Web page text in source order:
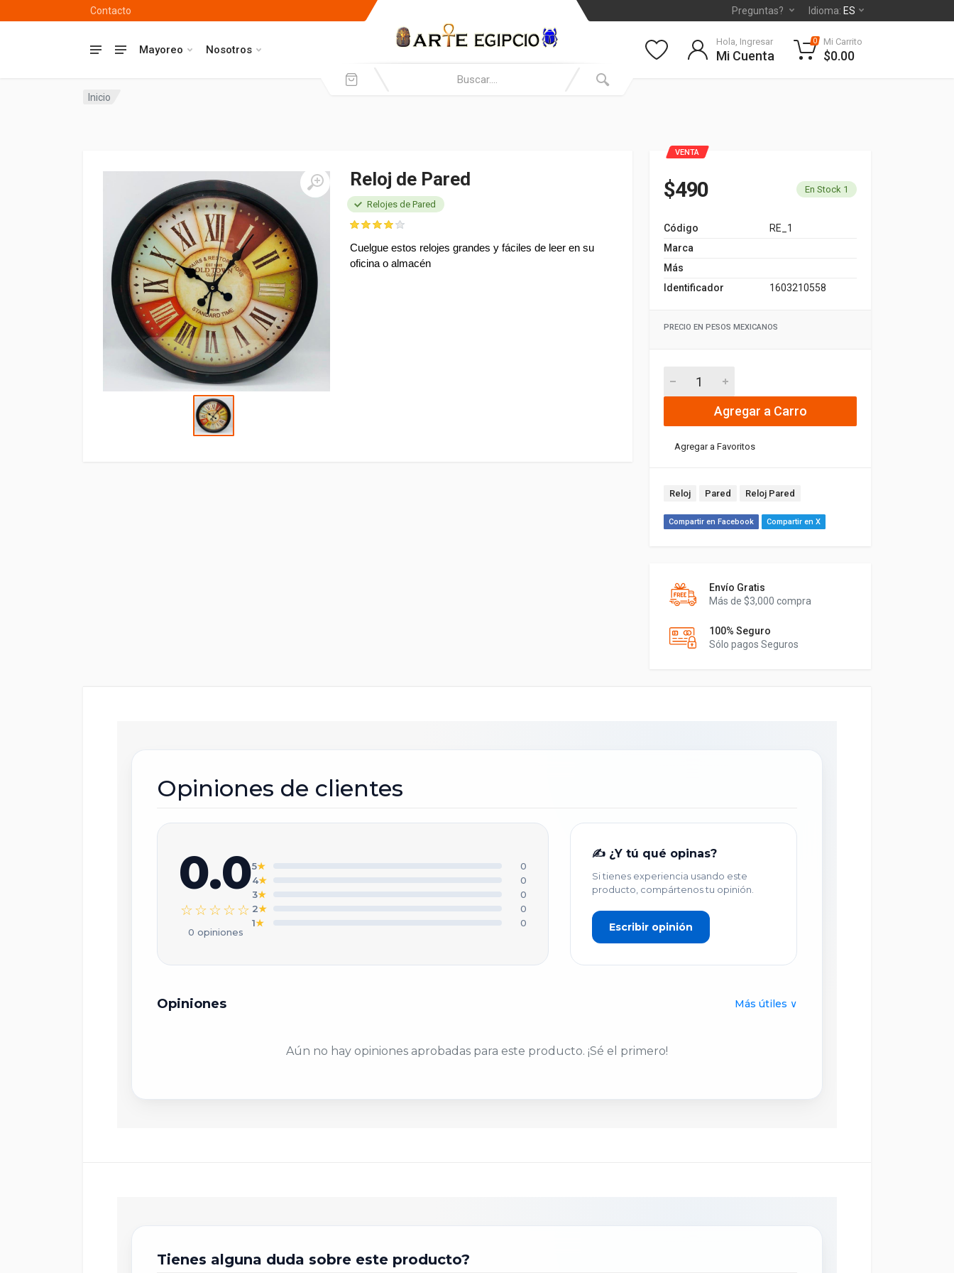
Contacto Preguntas? Idioma: ES
Mayoreo Nosotros
Hola, Ingresar
Mi Cuenta
0 Mi Carrito
$0.00
Inicio
Reloj de Pared
Relojes de Pared
Cuelgue estos relojes grandes y fáciles de leer en su
oficina o almacén
VENTA
$490 En Stock 1
Código
RE_1
Marca
Más
Identificador
1603210558
PRECIO EN PESOS MEXICANOS
Agregar a Carro
Agregar a Favoritos
Reloj Pared Reloj Pared
Compartir en Facebook Compartir en X
Envío Gratis
Más de $3,000 compra
100% Seguro
Sólo pagos Seguros
Opiniones de clientes
0.0
☆☆☆☆☆
0 opiniones
5★
0
4★
0
3★
0
2★
0
1★ 0
✍️ ¿Y tú qué opinas?
Si tienes experiencia usando este
producto, compártenos tu opinión.
Escribir opinión
Opiniones Más útiles ∨
Aún no hay opiniones aprobadas para este producto. ¡Sé el primero!
CALIFICACIÓN *
Tienes alguna duda sobre este producto?